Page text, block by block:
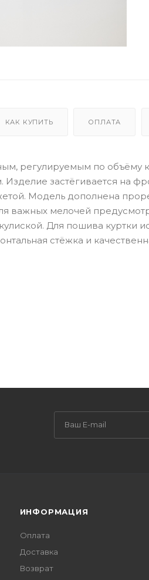
КАК КУПИТЬ ОПЛАТА
регулируемым по
застёгивается на
Модель дополнена
важных мелочей
Для пошива куртки
стёжка и
ИНФОРМАЦИЯ
Оплата
Доставка
Возврат